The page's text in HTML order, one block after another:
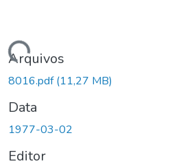
Carregando...
Arquivos
8016.pdf(11,27 MB)
Data
1977-03-02
Editor